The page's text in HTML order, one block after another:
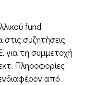
fund
στις συζητήσεις
τη συμμετοχή
Πληροφορίες
από